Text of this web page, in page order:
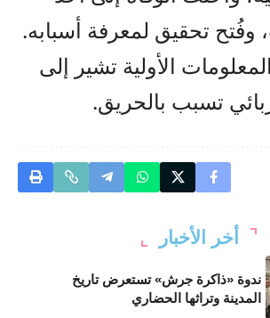
وفُتح تحقيق لمعرفة أسبابه.
الأولية تشير إلى
تسبب بالحريق.
أخر الأخبار
ندوة «ذاكرة جرش» تستعرض تاريخ
المدينة وتراثها الحضاري